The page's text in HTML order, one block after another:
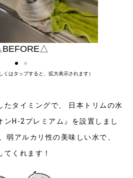
くはタップすると、拡大表示されます）
たタイミングで、 日本トリムの水
ンH-2プレミアム』を設置しまし
弱アルカリ性の美味しい水で、
くれます！